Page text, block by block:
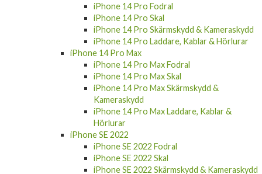
iPhone 14 Pro Fodral
iPhone 14 Pro Skal
iPhone 14 Pro Skärmskydd & Kameraskydd
iPhone 14 Pro Laddare, Kablar & Hörlurar
iPhone 14 Pro Max
iPhone 14 Pro Max Fodral
iPhone 14 Pro Max Skal
iPhone 14 Pro Max Skärmskydd &
Kameraskydd
iPhone 14 Pro Max Laddare, Kablar &
Hörlurar
iPhone SE 2022
iPhone SE 2022 Fodral
iPhone SE 2022 Skal
iPhone SE 2022 Skärmskydd & Kameraskydd